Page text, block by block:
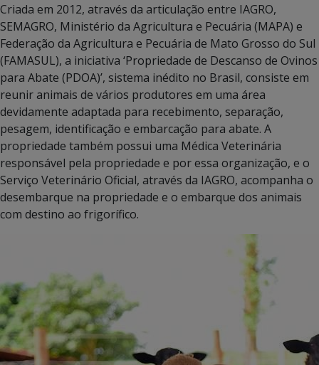
Criada em 2012, através da articulação entre IAGRO,
SEMAGRO, Ministério da Agricultura e Pecuária (MAPA) e
Federação da Agricultura e Pecuária de Mato Grosso do Sul
(FAMASUL), a iniciativa ‘Propriedade de Descanso de Ovinos
para Abate (PDOA)’, sistema inédito no Brasil, consiste em
reunir animais de vários produtores em uma área
devidamente adaptada para recebimento, separação,
pesagem, identificação e embarcação para abate. A
propriedade também possui uma Médica Veterinária
responsável pela propriedade e por essa organização, e o
Serviço Veterinário Oficial, através da IAGRO, acompanha o
desembarque na propriedade e o embarque dos animais
com destino ao frigorífico.